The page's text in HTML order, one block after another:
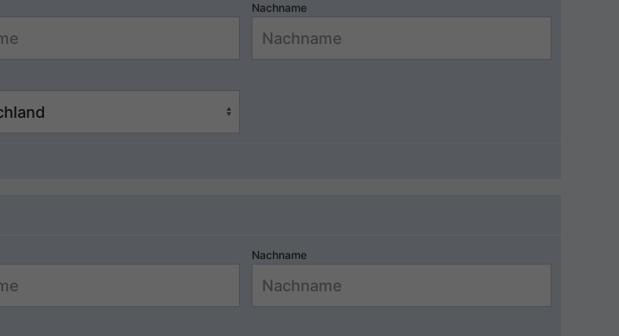
Nachname
Nachname